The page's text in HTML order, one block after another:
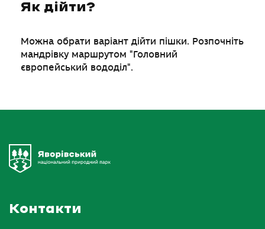
Як дійти?
Можна обрати варіант дійти пішки. Розпочніть
мандрівку маршрутом "Головний
європейський вододіл".
Контакти